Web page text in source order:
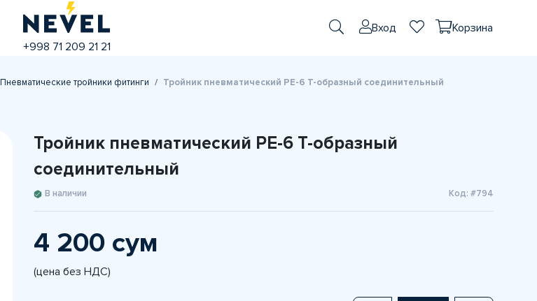
+998 71 209 21 21
Вход Корзина
Пневматические тройники фитинги Тройник пневматический PE-6 T-образный соединительный
Тройник пневматический PE-6 T-образный
соединительный
В наличии Код: #794
4 200 сум
(цена без НДС)